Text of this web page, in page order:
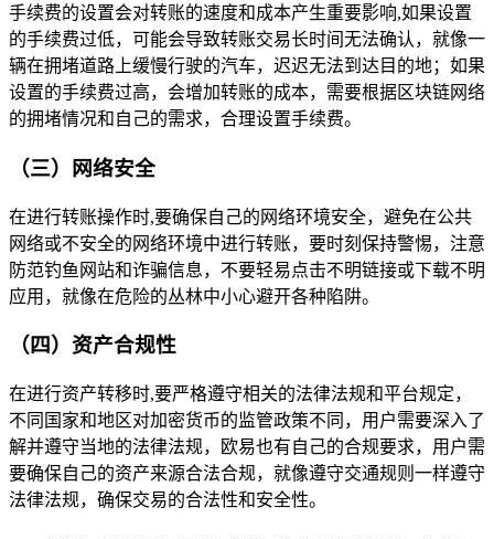
手续费的设置会对转账的速度和成本产生重要影响,如果设置
的手续费过低，可能会导致转账交易长时间无法确认，就像一
辆在拥堵道路上缓慢行驶的汽车，迟迟无法到达目的地；如果
设置的手续费过高，会增加转账的成本，需要根据区块链网络
的拥堵情况和自己的需求，合理设置手续费。
（三）网络安全
在进行转账操作时,要确保自己的网络环境安全，避免在公共
网络或不安全的网络环境中进行转账，要时刻保持警惕，注意
防范钓鱼网站和诈骗信息，不要轻易点击不明链接或下载不明
应用，就像在危险的丛林中小心避开各种陷阱。
（四）资产合规性
在进行资产转移时,要严格遵守相关的法律法规和平台规定，
不同国家和地区对加密货币的监管政策不同，用户需要深入了
解并遵守当地的法律法规，欧易也有自己的合规要求，用户需
要确保自己的资产来源合法合规，就像遵守交通规则一样遵守
法律法规，确保交易的合法性和安全性。